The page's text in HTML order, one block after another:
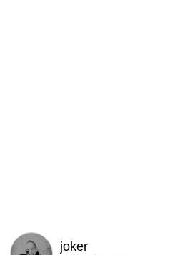
joker